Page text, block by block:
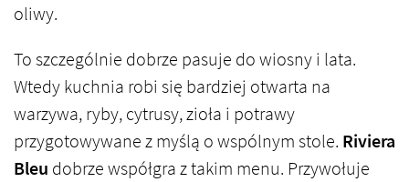
oliwy.
To szczególnie dobrze pasuje do wiosny i lata.
Wtedy kuchnia robi się bardziej otwarta na
warzywa, ryby, cytrusy, zioła i potrawy
przygotowywane z myślą o wspólnym stole. Riviera
Bleu dobrze współgra z takim menu. Przywołuje